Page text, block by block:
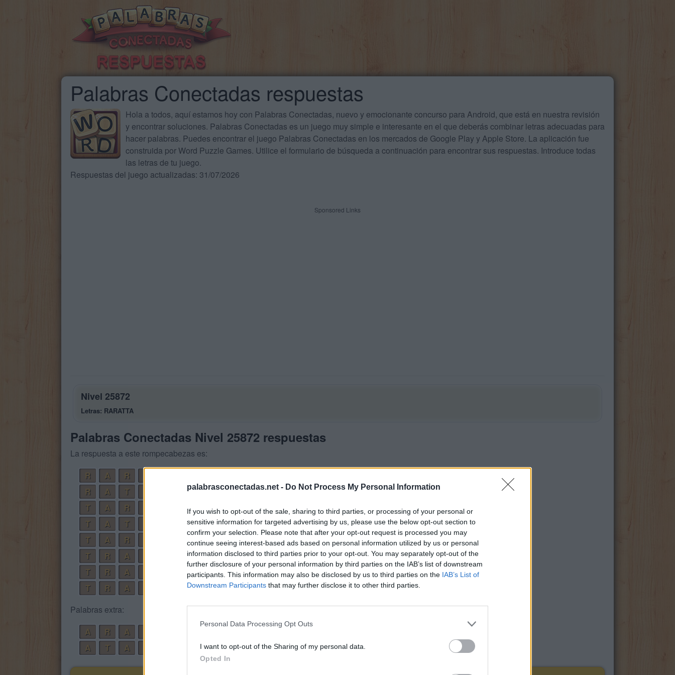
palabrasconectadas.net - Do Not Process My Personal Information
If you wish to opt-out of the sale, sharing to third parties, or processing of your personal or
sensitive information for targeted advertising by us, please use the below opt-out section to
confirm your selection. Please note that after your opt-out request is processed you may
continue seeing interest-based ads based on personal information utilized by us or personal
information disclosed to third parties prior to your opt-out. You may separately opt-out of the
further disclosure of your personal information by third parties on the IAB’s list of downstream
participants. This information may also be disclosed by us to third parties on the IAB’s List of
Downstream Participants that may further disclose it to other third parties.
Personal Data Processing Opt Outs
I want to opt-out of the Sharing of my personal data.
Opted In
Palabras Conectadas respuestas
Hola a todos, aquí estamos hoy con Palabras Conectadas, nuevo y emocionante concurso para Android, que está en nuestra revisión
y encontrar soluciones. Palabras Conectadas es un juego muy simple e interesante en el que deberás combinar letras adecuadas para
hacer palabras. Puedes encontrar el juego Palabras Conectadas en los mercados de Google Play y Apple Store. La aplicación fue
construida por Word Puzzle Games. Utilice el formulario de búsqueda a continuación para encontrar sus respuestas. Introduce todas
las letras de tu juego.
Respuestas del juego actualizadas: 31/07/2026
Sponsored Links
Nivel 25872
Letras: RARATTA
Palabras Conectadas Nivel 25872 respuestas
La respuesta a este rompecabezas es:
R
A R
R
A T
T
A R
T
A T
T
A R
T
R A
T
R A
R
T
R A R
A
Palabras extra:
A
R A
A
T A